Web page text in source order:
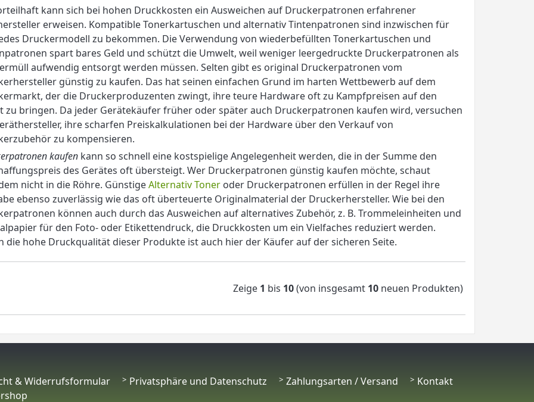
kann sich bei hohen Druckkosten ein Ausweichen auf Druckerpatronen erfahrener
erweisen. Kompatible Tonerkartuschen und alternativ Tintenpatronen sind inzwischen für
Druckermodell zu bekommen. Die Verwendung von wiederbefüllten Tonerkartuschen und
spart bares Geld und schützt die Umwelt, weil weniger leergedruckte Druckerpatronen als
aufwendig entsorgt werden müssen. Selten gibt es original Druckerpatronen vom
günstig zu kaufen. Das hat seinen einfachen Grund im harten Wettbewerb auf dem
der die Druckerproduzenten zwingt, ihre teure Hardware oft zu Kampfpreisen auf den
zu bringen. Da jeder Gerätekäufer früher oder später auch Druckerpatronen kaufen wird, versuchen
ihre scharfen Preiskalkulationen bei der Hardware über den Verkauf von
zu kompensieren.
kaufenkann so schnell eine kostspielige Angelegenheit werden, die in der Summe den
des Gerätes oft übersteigt. Wer Druckerpatronen günstig kaufen möchte, schaut
nicht in die Röhre. GünstigeAlternativ Toneroder Druckerpatronen erfüllen in der Regel ihre
ebenso zuverlässig wie das oft überteuerte Originalmaterial der Druckerhersteller. Wie bei den
können auch durch das Ausweichen auf alternatives Zubehör, z. B. Trommeleinheiten und
für den Foto- oder Etikettendruck, die Druckkosten um ein Vielfaches reduziert werden.
die hohe Druckqualität dieser Produkte ist auch hier der Käufer auf der sicheren Seite.
Zeige 1 bis 10(von insgesamt 10 neuen Produkten)
& Widerrufsformular Privatsphäre und Datenschutz Zahlungsarten / Versand
Kontakt